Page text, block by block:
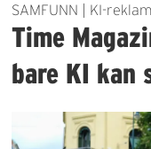
SAMFUNN | KI-
Time
bare KI kan